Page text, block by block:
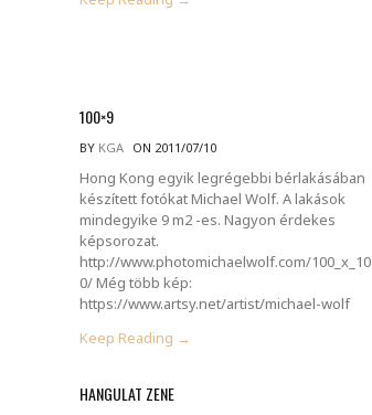
100×9
BY KGA ON 2011/07/10
Hong Kong egyik legrégebbi bérlakásában
készített fotókat Michael Wolf. A lakások
mindegyike 9 m2 -es. Nagyon érdekes
képsorozat.
http://www.photomichaelwolf.com/100_x_10
0/ Még több kép:
https://www.artsy.net/artist/michael-wolf
Keep Reading →
HANGULAT ZENE